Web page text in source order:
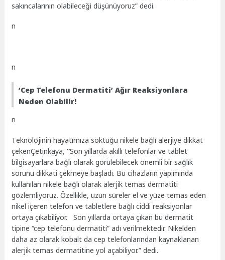
sakıncalarının olabileceği düşünüyoruz” dedi.
n
n
‘Cep Telefonu Dermatiti’ Ağır Reaksiyonlara
Neden Olabilir!
n
Teknolojinin hayatımıza soktuğu nikele bağlı alerjiye dikkat
çekenÇetinkaya,“Son yıllarda akıllı telefonlar ve tablet
bilgisayarlara bağlı olarak görülebilecek önemli bir sağlık
sorunu dikkati çekmeye başladı. Bu cihazların yapımında
kullanılan nikele bağlı olarak alerjik temas dermatiti
gözlemliyoruz. Özellikle, uzun süreler el ve yüze temas eden
nikel içeren telefon ve tabletlere bağlı ciddi reaksiyonlar
ortaya çıkabiliyor. Son yıllarda ortaya çıkan bu dermatit
tipine “cep telefonu dermatiti” adı verilmektedir. Nikelden
daha az olarak kobalt da cep telefonlarından kaynaklanan
alerjik temas dermatitine yol açabiliyor.” dedi.